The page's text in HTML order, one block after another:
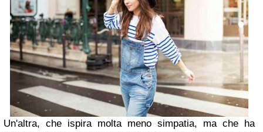
Un'altra, che ispira molta meno simpatia, ma che ha